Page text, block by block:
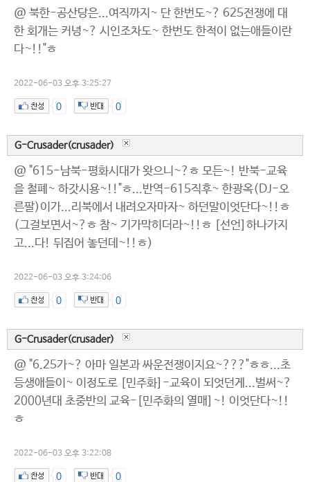
@ 북한-공산당은...여직까지~ 단 한번도~? 625전쟁에 대
한 회개는 커녕~? 시인조차도~ 한번도 한적이 없는애들이란
다~!!"ㅎ
2022-06-03 오후 3:25:27
0 0
G-Crusader(crusader)
@ "615-남북-평화시대가 왓으니~?ㅎ 모든~! 반북-교육
을 철폐~ 하갓시용~!!"ㅎ...반역-615직후~ 한광옥(DJ-오
른팔)이가...리북에서 내려오자마자~ 하던말이엇단다~!!ㅎ
(그걸보면서~?ㅎ 참~ 기가막히더라~!!ㅎ [선언]하나가지
고...다! 뒤집어 놓던데~!!ㅎ)
2022-06-03 오후 3:24:06
0 0
G-Crusader(crusader)
@ "6.25가~? 아마 일본과 싸운전쟁이지요~???"ㅎㅎ...초
등생애들이~ 이정도로 [민주화]-교육이 되엇던게...벌써~?
2000년대 초중반의 교육-[민주화의 열매]~! 이엇단다~!!
ㅎ
2022-06-03 오후 3:22:08
0 0